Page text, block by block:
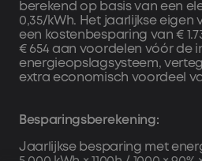
berekend op basis van een
0,35/kWh. Het jaarlijkse eigen
een kostenbesparing van €
€ 654 aan voordelen vóór de
energieopslagsysteem,
extra economisch voordeel
Besparingsberekening:
Jaarlijkse besparing met